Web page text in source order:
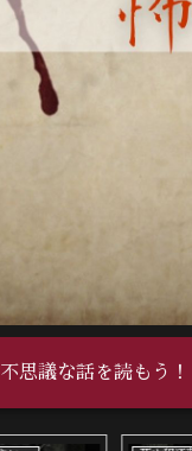
不思議な話を読もう！